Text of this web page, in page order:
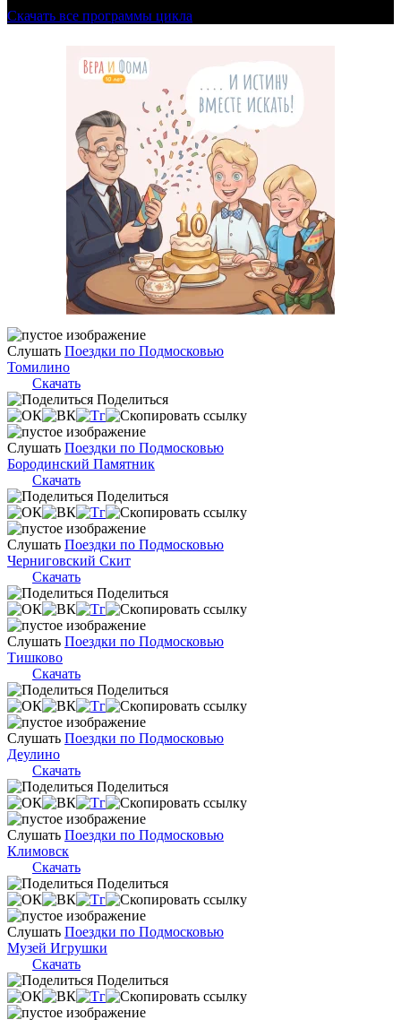
Скачать все программы цикла
Слушать Поездки по Подмосковью
Томилино
Скачать
Поделиться
Слушать Поездки по Подмосковью
Бородинский Памятник
Скачать
Поделиться
Слушать Поездки по Подмосковью
Черниговский Скит
Скачать
Поделиться
Слушать Поездки по Подмосковью
Тишково
Скачать
Поделиться
Слушать Поездки по Подмосковью
Деулино
Скачать
Поделиться
Слушать Поездки по Подмосковью
Климовск
Скачать
Поделиться
Слушать Поездки по Подмосковью
Музей Игрушки
Скачать
Поделиться